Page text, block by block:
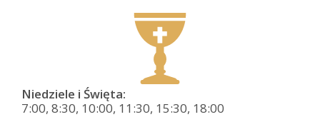
Niedziele i Święta:
7:00, 8:30, 10:00, 11:30, 15:30, 18:00